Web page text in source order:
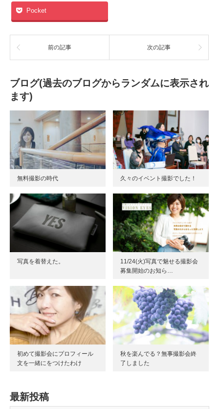
Pocket
前の記事 次の記事
ブログ(過去のブログからランダムに表示され
ます)
無料撮影の時代 久々のイベント撮影でした！
写真を着替えた。
11/24(火)写真で魅せる撮影会
募集開始のお知ら…
初めて撮影会にプロフィール
文を一緒にをつけたわけ
秋を楽んでる？無事撮影会終
了しました
最新投稿